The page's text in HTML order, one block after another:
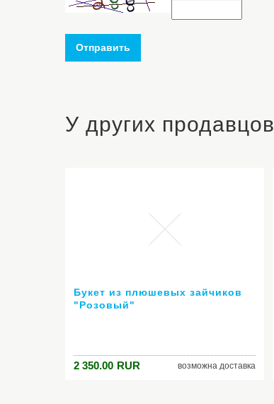
Отправить
У других продавцов
Букет из плюшевых зайчиков
"Розовый"
2 350.00 RUR возможна доставка